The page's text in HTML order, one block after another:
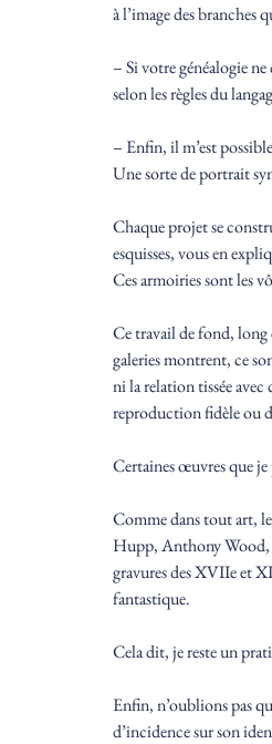
à l’image des branches
– Si votre généalogie
selon les règles du
– Enfin, il m’est
Une sorte de portrait
Chaque projet se
esquisses, vous en
Ces armoiries sont les
Ce travail de fond, long
galeries montrent, ce
ni la relation tissée
reproduction fidèle ou
Certaines œuvres que je
Comme dans tout art,
Hupp, Anthony Wood,
gravures des XVIIe et
fantastique.
Cela dit, je reste un
Enfin, n’oublions pas
d’incidence sur son